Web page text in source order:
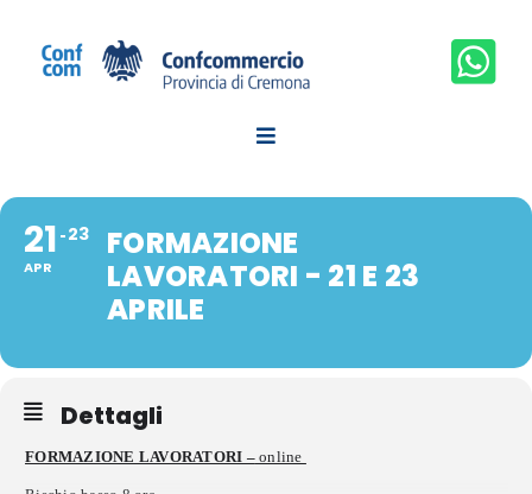
contenuto
21
APR
23
FORMAZIONE
LAVORATORI - 21 E 23
APRILE
Dettagli
FORMAZIONE LAVORATORI –online